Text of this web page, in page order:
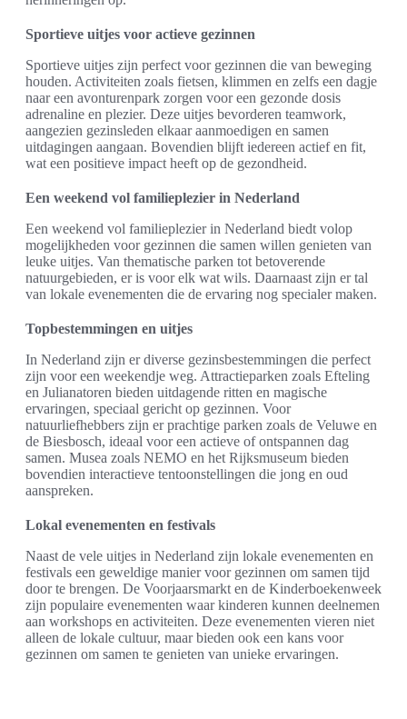
Sportieve uitjes voor actieve gezinnen
Sportieve uitjes zijn perfect voor gezinnen die van beweging
houden. Activiteiten zoals fietsen, klimmen en zelfs een dagje
naar een avonturenpark zorgen voor een gezonde dosis
adrenaline en plezier. Deze uitjes bevorderen teamwork,
aangezien gezinsleden elkaar aanmoedigen en samen
uitdagingen aangaan. Bovendien blijft iedereen actief en fit,
wat een positieve impact heeft op de gezondheid.
Een weekend vol familieplezier in Nederland
Een weekend vol familieplezier in Nederland biedt volop
mogelijkheden voor gezinnen die samen willen genieten van
leuke uitjes. Van thematische parken tot betoverende
natuurgebieden, er is voor elk wat wils. Daarnaast zijn er tal
van lokale evenementen die de ervaring nog specialer maken.
Topbestemmingen en uitjes
In Nederland zijn er diverse gezinsbestemmingen die perfect
zijn voor een weekendje weg. Attractieparken zoals Efteling
en Julianatoren bieden uitdagende ritten en magische
ervaringen, speciaal gericht op gezinnen. Voor
natuurliefhebbers zijn er prachtige parken zoals de Veluwe en
de Biesbosch, ideaal voor een actieve of ontspannen dag
samen. Musea zoals NEMO en het Rijksmuseum bieden
bovendien interactieve tentoonstellingen die jong en oud
aanspreken.
Lokal evenementen en festivals
Naast de vele uitjes in Nederland zijn lokale evenementen en
festivals een geweldige manier voor gezinnen om samen tijd
door te brengen. De Voorjaarsmarkt en de Kinderboekenweek
zijn populaire evenementen waar kinderen kunnen deelnemen
aan workshops en activiteiten. Deze evenementen vieren niet
alleen de lokale cultuur, maar bieden ook een kans voor
gezinnen om samen te genieten van unieke ervaringen.